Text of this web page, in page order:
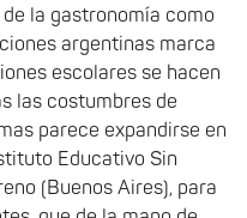
la gastronomía como
argentinas marca
escolares se hacen
las costumbres de
parece expandirse en
Educativo Sin
(Buenos Aires), para